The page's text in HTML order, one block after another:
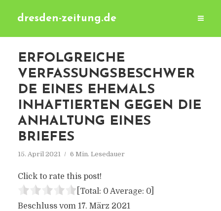
dresden-zeitung.de
ERFOLGREICHE
VERFASSUNGSBESCHWER
DE EINES EHEMALS
INHAFTIERTEN GEGEN DIE
ANHALTUNG EINES
BRIEFES
15. April 2021 6 Min. Lesedauer
Click to rate this post!
[Total: 0 Average: 0]
Beschluss vom 17. März 2021